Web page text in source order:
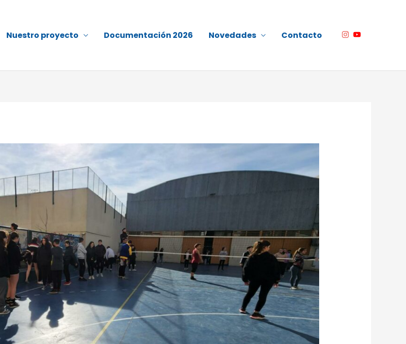
Nuestro proyecto Documentación 2026 Novedades Contacto